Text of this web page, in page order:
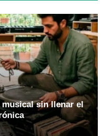
sin llenar el